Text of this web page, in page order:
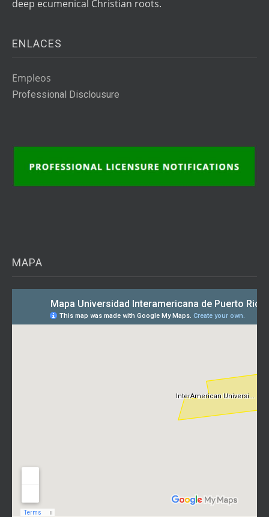
deep ecumenical Christian roots.
ENLACES
Empleos
Professional Disclousure
MAPA